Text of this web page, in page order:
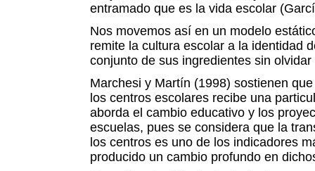
entramado que es la vida escolar
Nos movemos así en un modelo
remite la cultura escolar a la identidad
conjunto de sus ingredientes sin olvidar
Marchesi y Martín (1998) sostienen
los centros escolares recibe una
aborda el cambio educativo y los
escuelas, pues se considera que la
los centros es uno de los indicadores
producido un cambio profundo en